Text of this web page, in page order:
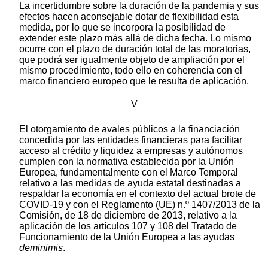
La incertidumbre sobre la duración de la pandemia y sus
efectos hacen aconsejable dotar de flexibilidad esta
medida, por lo que se incorpora la posibilidad de
extender este plazo más allá de dicha fecha. Lo mismo
ocurre con el plazo de duración total de las moratorias,
que podrá ser igualmente objeto de ampliación por el
mismo procedimiento, todo ello en coherencia con el
marco financiero europeo que le resulta de aplicación.
V
El otorgamiento de avales públicos a la financiación
concedida por las entidades financieras para facilitar
acceso al crédito y liquidez a empresas y autónomos
cumplen con la normativa establecida por la Unión
Europea, fundamentalmente con el Marco Temporal
relativo a las medidas de ayuda estatal destinadas a
respaldar la economía en el contexto del actual brote de
COVID-19 y con el Reglamento (UE) n.º 1407/2013 de la
Comisión, de 18 de diciembre de 2013, relativo a la
aplicación de los artículos 107 y 108 del Tratado de
Funcionamiento de la Unión Europea a las ayudas
deminimis.